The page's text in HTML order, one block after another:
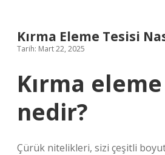
Kırma Eleme Tesisi
Tarih: Mart 22, 2025
Kırma
nedir?
Çürük nitelikleri, sizi çeşitli